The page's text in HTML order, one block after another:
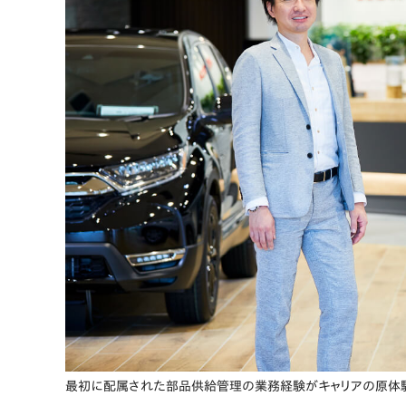
最初に配属された部品供給管理の業務経験がキャリアの原